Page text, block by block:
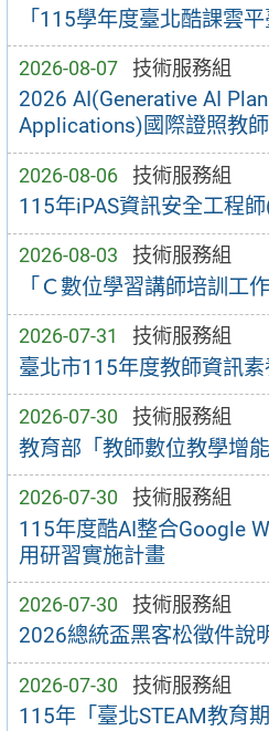
「115學年度臺北酷課雲
2026-08-07 技術服務組
2026 AI(Generative AI
Applications)國際證照教
2026-08-06 技術服務組
115年iPAS資訊安全工程
2026-08-03 技術服務組
「Ｃ數位學習講師培訓工
2026-07-31 技術服務組
臺北市115年度教師資訊
2026-07-30 技術服務組
教育部「教師數位教學增
2026-07-30 技術服務組
115年度酷AI整合Google
用研習實施計畫
2026-07-30 技術服務組
2026總統盃黑客松徵件說
2026-07-30 技術服務組
115年「臺北STEAM教育